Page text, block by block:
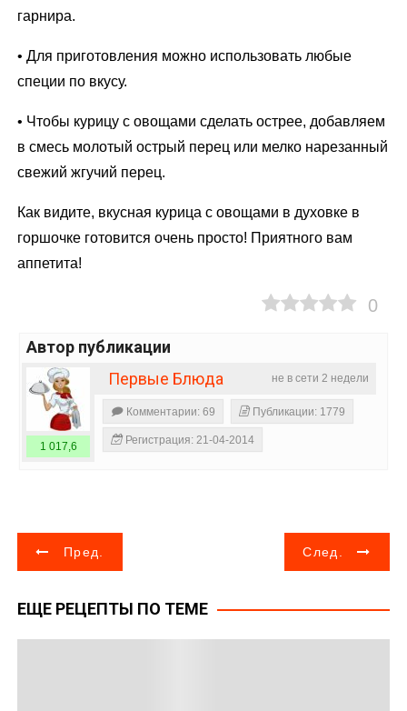
гарнира.
• Для приготовления можно использовать любые
специи по вкусу.
• Чтобы курицу с овощами сделать острее, добавляем
в смесь молотый острый перец или мелко нарезанный
свежий жгучий перец.
Как видите, вкусная курица с овощами в духовке в
горшочке готовится очень просто! Приятного вам
аппетита!
0
Автор публикации
не в сети 2 недели
Первые Блюда
1 017,6
Комментарии: 69 Публикации: 1779
Регистрация: 21-04-2014
Н
в
Пред. След.
ЕЩЕ РЕЦЕПТЫ ПО ТЕМЕ